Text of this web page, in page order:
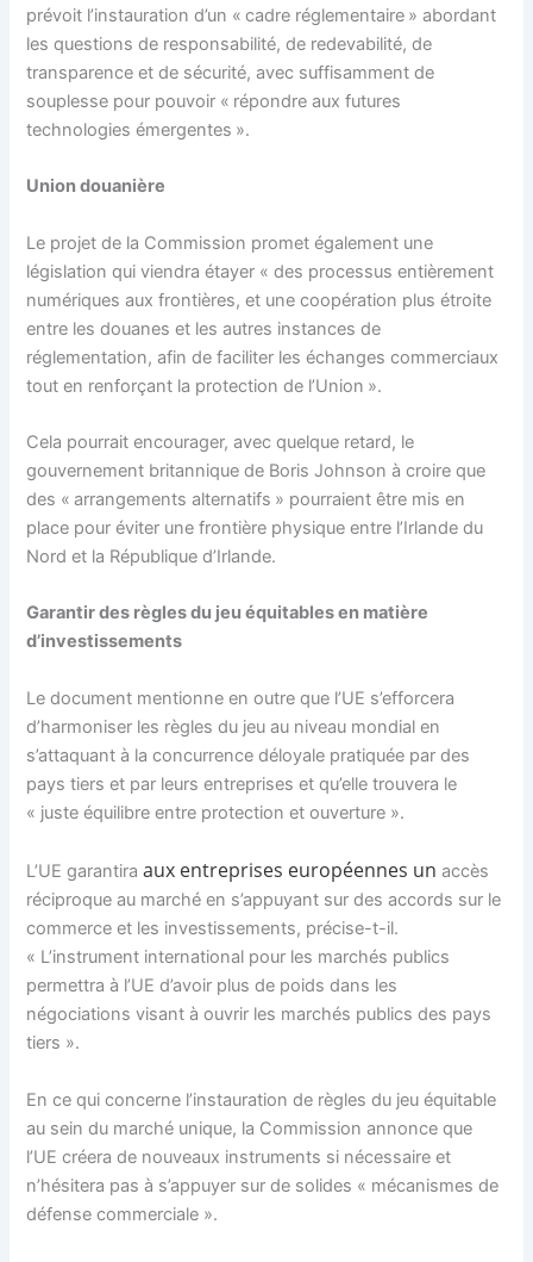
prévoit l’instauration d’un « cadre réglementaire » abordant
les questions de responsabilité, de redevabilité, de
transparence et de sécurité, avec suffisamment de
souplesse pour pouvoir « répondre aux futures
technologies émergentes ».
Union douanière
Le projet de la Commission promet également une
législation qui viendra étayer « des processus entièrement
numériques aux frontières, et une coopération plus étroite
entre les douanes et les autres instances de
réglementation, afin de faciliter les échanges commerciaux
tout en renforçant la protection de l’Union ».
Cela pourrait encourager, avec quelque retard, le
gouvernement britannique de Boris Johnson à croire que
des « arrangements alternatifs » pourraient être mis en
place pour éviter une frontière physique entre l’Irlande du
Nord et la République d’Irlande.
Garantir des règles du jeu équitables en matière
d’investissements
Le document mentionne en outre que l’UE s’efforcera
d’harmoniser les règles du jeu au niveau mondial en
s’attaquant à la concurrence déloyale pratiquée par des
pays tiers et par leurs entreprises et qu’elle trouvera le
« juste équilibre entre protection et ouverture ».
L’UE garantiraaux entreprises européennes un accès
réciproque au marché en s’appuyant sur des accords sur le
commerce et les investissements, précise-t-il.
« L’instrument international pour les marchés publics
permettra à l’UE d’avoir plus de poids dans les
négociations visant à ouvrir les marchés publics des pays
tiers ».
En ce qui concerne l’instauration de règles du jeu équitable
au sein du marché unique, la Commission annonce que
l’UE créera de nouveaux instruments si nécessaire et
n’hésitera pas à s’appuyer sur de solides « mécanismes de
défense commerciale ».